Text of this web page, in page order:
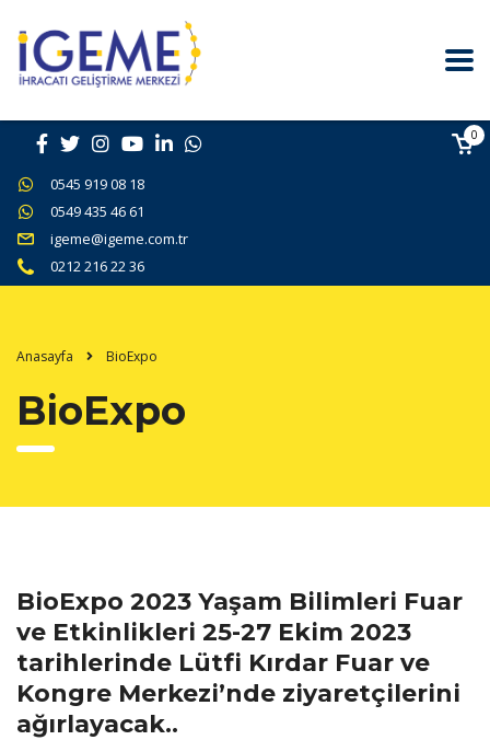
0545 919 08 18
0549 435 46 61
igeme@igeme.com.tr
0212 216 22 36
0
Anasayfa BioExpo
BioExpo
BioExpo 2023 Yaşam Bilimleri Fuar
ve Etkinlikleri 25-27 Ekim 2023
tarihlerinde Lütfi Kırdar Fuar ve
Kongre Merkezi’nde ziyaretçilerini
ağırlayacak..